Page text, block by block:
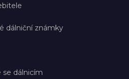
dálniční známky
se dálnicím